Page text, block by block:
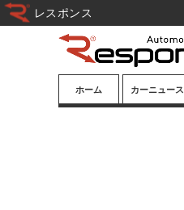
ホーム カーニュース
レスポンス